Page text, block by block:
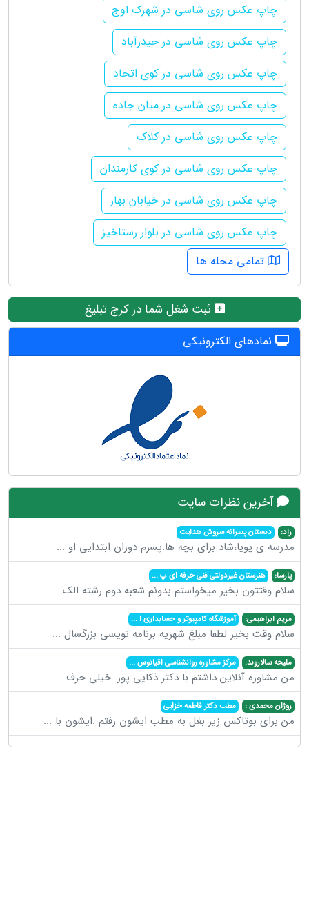
چاپ عکس روی شاسی در شهرک اوج
چاپ عکس روی شاسی در حیدرآباد
چاپ عکس روی شاسی در کوی اتحاد
چاپ عکس روی شاسی در میان جاده
چاپ عکس روی شاسی در کلاک
چاپ عکس روی شاسی در کوی کارمندان
چاپ عکس روی شاسی در خیابان بهار
چاپ عکس روی شاسی در بلوار رستاخیز
تمامی محله ها
ثبت شغل شما در کرج تبلیغ
نمادهای الکترونیکی
آخرین نظرات سایت
راد: دبستان پسرانه سروش هدایت
مدرسه ی پویا،شاد برای بچه ها.پسرم دوران ابتدایی او ...
پارسا: هنرستان غیردولتی فنی حرفه ای پ...
سلام وقتتون بخیر میخواستم بدونم شعبه دوم رشته الک ...
مریم ابراهیمی: آموزشگاه کامپیوتر و حسابداری ا...
سلام وقت بخیر لطفا مبلغ شهریه برنامه نویسی بزرگسال ...
ملیحه سالاروند: مرکز مشاوره روانشناسی اقیانوس...
من مشاوره آنلاین داشتم با دکتر ذکایی پور. خیلی حرف ...
روژان محمدی : مطب دکتر فاطمه خزایی
من برای بوتاکس زیر بغل به مطب ایشون رفتم .ایشون با ...